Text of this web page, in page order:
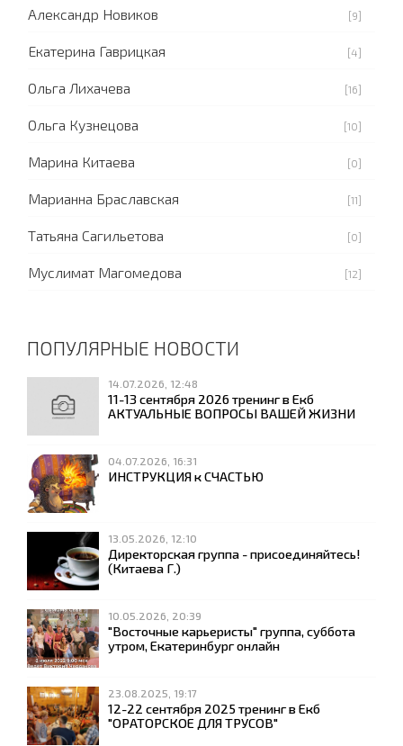
Александр Новиков [9]
Екатерина Гаврицкая [4]
Ольга Лихачева [16]
Ольга Кузнецова [10]
Марина Китаева [0]
Марианна Браславская [11]
Татьяна Сагильетова [0]
Муслимат Магомедова [12]
ПОПУЛЯРНЫЕ НОВОСТИ
14.07.2026, 12:48
11-13 сентября 2026 тренинг в Екб
АКТУАЛЬНЫЕ ВОПРОСЫ ВАШЕЙ ЖИЗНИ
04.07.2026, 16:31
ИНСТРУКЦИЯ к СЧАСТЬЮ
13.05.2026, 12:10
Директорская группа - присоединяйтесь!
(Китаева Г.)
10.05.2026, 20:39
"Восточные карьеристы" группа, суббота
утром, Екатеринбург онлайн
23.08.2025, 19:17
12-22 сентября 2025 тренинг в Екб
"ОРАТОРСКОЕ ДЛЯ ТРУСОВ"